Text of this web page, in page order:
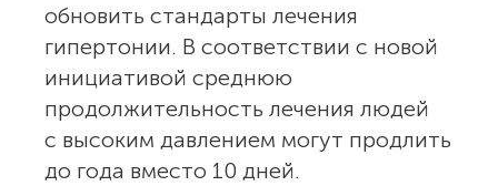
обновить стандарты лечения
гипертонии. В соответствии с новой
инициативой среднюю
продолжительность лечения людей
с высоким давлением могут продлить
до года вместо 10 дней.